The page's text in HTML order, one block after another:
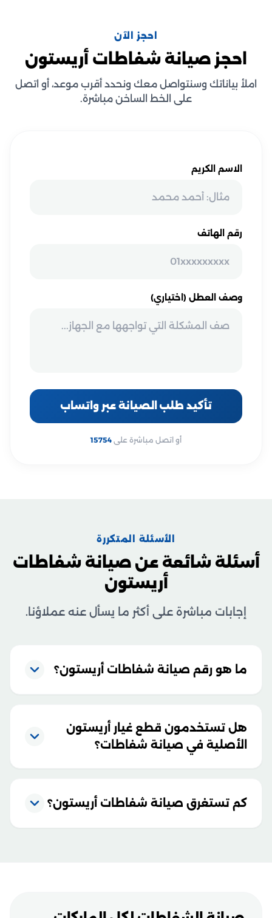
احجز الآن
احجز صيانة شفاطات أريستون
املأ بياناتك وسنتواصل معك ونحدد أقرب موعد، أو اتصل
على الخط الساخن مباشرة.
الاسم الكريم
رقم الهاتف
وصف العطل (اختياري)
تأكيد طلب الصيانة عبر واتساب
أو اتصل مباشرة على 15754
الأسئلة المتكررة
أسئلة شائعة عن صيانة شفاطات
أريستون
إجابات مباشرة على أكثر ما يسأل عنه عملاؤنا.
ما هو رقم صيانة شفاطات أريستون؟
هل تستخدمون قطع غيار أريستون
الأصلية في صيانة شفاطات؟
كم تستغرق صيانة شفاطات أريستون؟